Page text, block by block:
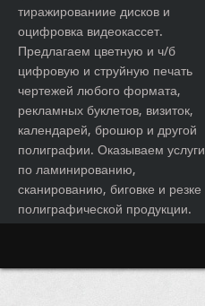
тиражированиие дисков и
оцифровка видеокассет.
Предлагаем цветную и ч/б
цифровую и струйную печать
чертежей любого формата,
рекламных буклетов, визиток,
календарей, брошюр и другой
полиграфии. Оказываем услуги
по ламинированию,
сканированию, биговке и резке
полиграфической продукции.